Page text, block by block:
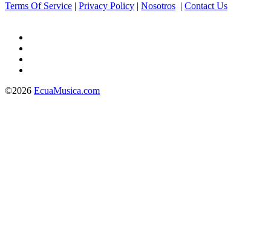
Terms Of Service | Privacy Policy | Nosotros | Contact Us
©2026 EcuaMusica.com